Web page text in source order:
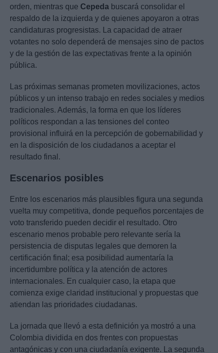
orden, mientras que Cepeda buscará consolidar el
respaldo de la izquierda y de quienes apoyaron a otras
candidaturas progresistas. La capacidad de atraer
votantes no solo dependerá de mensajes sino de pactos
y de la gestión de las expectativas frente a la opinión
pública.
Las próximas semanas prometen movilizaciones, actos
públicos y un intenso trabajo en redes sociales y medios
tradicionales. Además, la forma en que los líderes
políticos respondan a las tensiones del conteo
provisional influirá en la percepción de gobernabilidad y
en la disposición de los ciudadanos a aceptar el
resultado final.
Escenarios posibles
Entre los escenarios más plausibles figura una segunda
vuelta muy competitiva, donde pequeños porcentajes de
voto transferido pueden decidir el resultado. Otro
escenario menos probable pero relevante sería la
persistencia de disputas legales que demoren la
certificación final; esa posibilidad aumentaría la
incertidumbre política y la atención de actores
internacionales. En cualquier caso, la etapa que
comienza exige claridad institucional y propuestas que
atiendan las prioridades ciudadanas.
La jornada que llevó a esta definición ya mostró a una
Colombia dividida en dos frentes con propuestas
antagónicas y con una ciudadanía exigente. La segunda